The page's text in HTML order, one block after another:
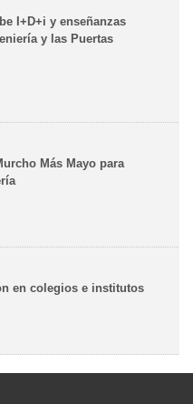
I+D+i y enseñanzas
y las Puertas
Más Mayo para
en colegios e institutos